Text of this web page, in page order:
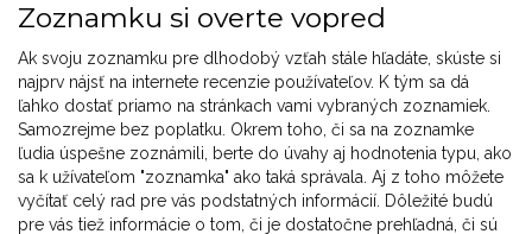
Zoznamku si overte vopred
Ak svoju zoznamku pre dlhodobý vzťah stále hľadáte, skúste si
najprv nájsť na internete recenzie používateľov. K tým sa dá
ľahko dostať priamo na stránkach vami vybraných zoznamiek.
Samozrejme bez poplatku. Okrem toho, či sa na zoznamke
ľudia úspešne zoznámili, berte do úvahy aj hodnotenia typu, ako
sa k užívateľom "zoznamka" ako taká správala. Aj z toho môžete
vyčítať celý rad pre vás podstatných informácií. Dôležité budú
pre vás tiež informácie o tom, či je dostatočne prehľadná, či sú